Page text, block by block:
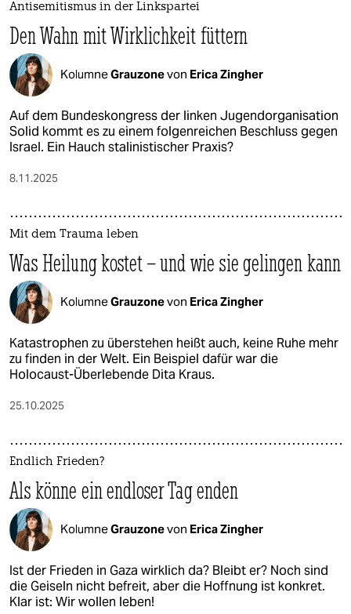
Antisemitismus in der Linkspartei
Den Wahn mit Wirklichkeit füttern
KolumneGrauzonevon Erica Zingher
Auf dem Bundeskongress der linken Jugendorganisation
Solid kommt es zu einem folgenreichen Beschluss gegen
Israel. Ein Hauch stalinistischer Praxis?
8.11.2025
Mit dem Trauma leben
Was Heilung kostet – und wie sie gelingen kann
KolumneGrauzonevon Erica Zingher
Katastrophen zu überstehen heißt auch, keine Ruhe mehr
zu finden in der Welt. Ein Beispiel dafür war die
Holocaust-Überlebende Dita Kraus.
25.10.2025
Endlich Frieden?
Als könne ein endloser Tag enden
KolumneGrauzonevon Erica Zingher
Ist der Frieden in Gaza wirklich da? Bleibt er? Noch sind
die Geiseln nicht befreit, aber die Hoffnung ist konkret.
Klar ist: Wir wollen leben!